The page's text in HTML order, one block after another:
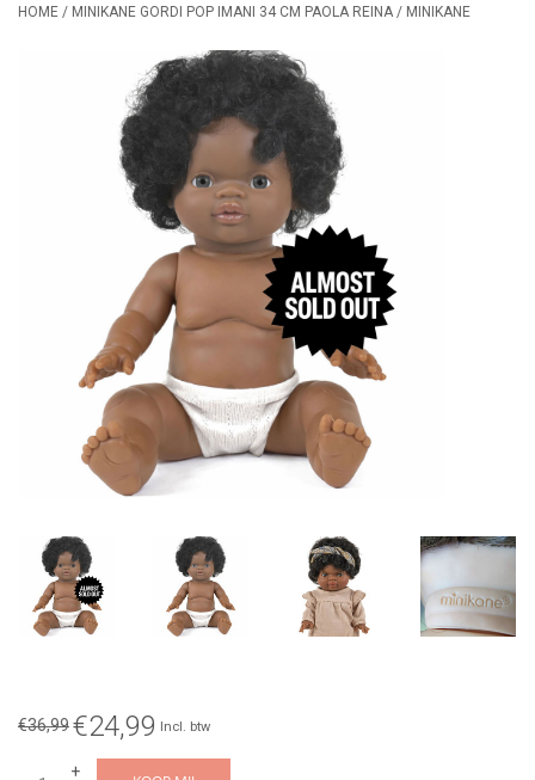
HOME / MINIKANE GORDI POP IMANI 34 CM PAOLA REINA / MINIKANE
€36,99€24,99 Incl. btw
+